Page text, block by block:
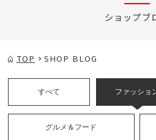
ショップブ
TOP SHOP BLOG
すべて ファッショ
グルメ＆フード